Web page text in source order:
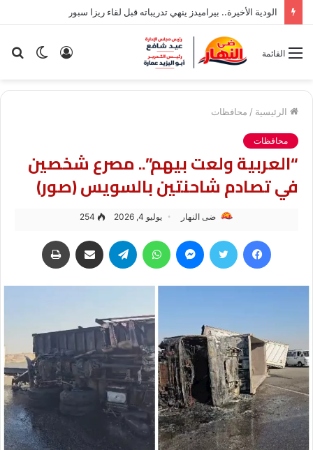
الودية الأخيرة.. بيراميدز ينهي تدريباته قبل لقاء ريزا سبور
الوضع تسجيل
القائمة
الرئيسية / محافظات
محافظات
“العربية ولعت بيهم”.. مصرع شخصين
في تصادم شاحنتين بالسويس (صور)
ضى النهار يوليو 4, 2026 254
فيسبوك تويتر ماسنجر واتساب تيلقرام مشاركة عبر البريد